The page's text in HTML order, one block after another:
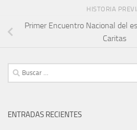
HISTORIA
Primer Encuentro Nacional del
Caritas
ENTRADAS RECIENTES